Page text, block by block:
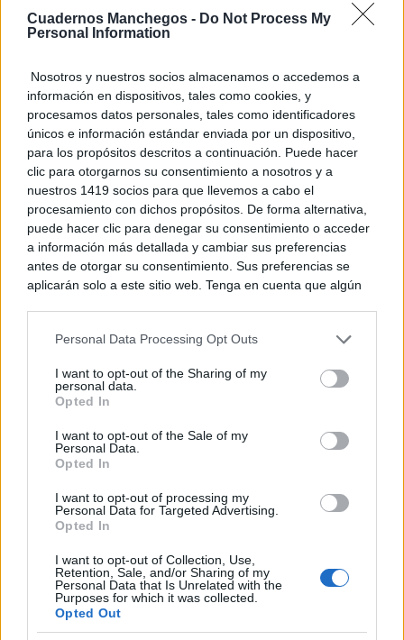
Cuadernos Manchegos - Do Not Process My
Personal Information
Nosotros y nuestros socios almacenamos o accedemos a
información en dispositivos, tales como cookies, y
procesamos datos personales, tales como identificadores
únicos e información estándar enviada por un dispositivo,
para los propósitos descritos a continuación. Puede hacer
clic para otorgarnos su consentimiento a nosotros y a
nuestros 1419 socios para que llevemos a cabo el
procesamiento con dichos propósitos. De forma alternativa,
puede hacer clic para denegar su consentimiento o acceder
a información más detallada y cambiar sus preferencias
antes de otorgar su consentimiento. Sus preferencias se
aplicarán solo a este sitio web. Tenga en cuenta que algún
rechazar tal procesamiento. Puede cambiar sus preferencias
a este sitio y haciendo clic en el botón "Privacidad" en la
parte inferior de la página web.
Please note that this website/app uses one or more Google
services and may gather and store information including but
not limited to your visit or usage behaviour. You may click to
use your data for below specified purposes in below Google
consent section.
Personal Data Processing Opt Outs
I want to opt-out of the Sharing of my
personal data.
Opted In
I want to opt-out of the Sale of my
Personal Data.
Opted In
I want to opt-out of processing my
Personal Data for Targeted Advertising.
Opted In
I want to opt-out of Collection, Use,
Retention, Sale, and/or Sharing of my
Personal Data that Is Unrelated with the
Purposes for which it was collected.
Opted Out
Corepunk MMORPG
Un verdadero MMORPG de la vieja escuela ¡Cómo los
de antes, pero mejor!
DISCOVER WITH
Últimas noticias
09/08/2026
Buscan extras y varios perfiles
profesionales para el rodaje de una...
Efemérides del 9 de agosto: Nagasaki y la
histórica dimisión de...